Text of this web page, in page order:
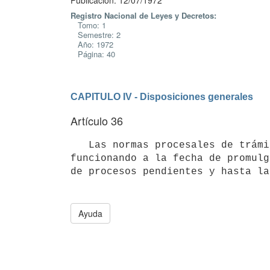
Registro Nacional de Leyes y Decretos:
Tomo: 1
Semestre: 2
Año: 1972
Página: 40
CAPITULO IV - Disposiciones generales
Artículo 36
funcionando a la fecha de
Ayuda